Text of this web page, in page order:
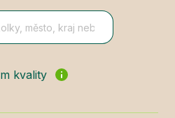
kvality